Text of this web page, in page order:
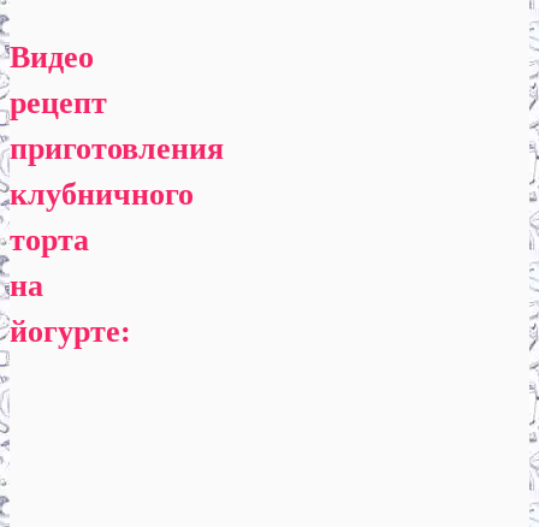
Видео
рецепт
приготовления
клубничного
торта
на
йогурте: